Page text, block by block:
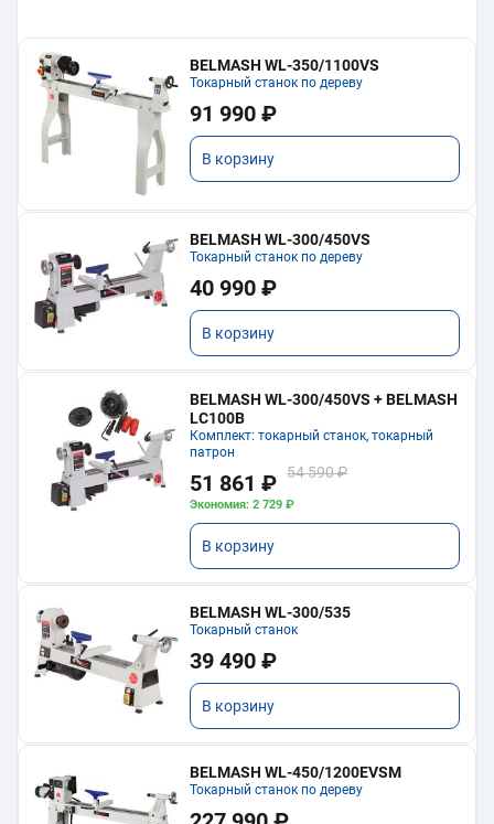
BELMASH WL-350/1100VS
Токарный станок по дереву
91 990 ₽
В корзину
BELMASH WL-300/450VS
Токарный станок по дереву
40 990 ₽
В корзину
BELMASH WL-300/450VS + BELMASH
LC100B
Комплект: токарный станок, токарный
патрон
51 861 ₽ 54 590 ₽
Экономия: 2 729 ₽
В корзину
BELMASH WL-300/535
Токарный станок
39 490 ₽
В корзину
BELMASH WL-450/1200EVSM
Токарный станок по дереву